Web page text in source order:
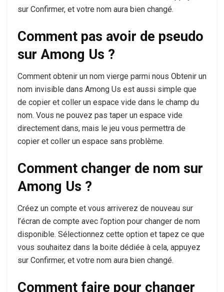
sur Confirmer, et votre nom aura bien changé.
Comment pas avoir de pseudo
sur Among Us ?
Comment obtenir un nom vierge parmi nous Obtenir un
nom invisible dans Among Us est aussi simple que
de copier et coller un espace vide dans le champ du
nom. Vous ne pouvez pas taper un espace vide
directement dans, mais le jeu vous permettra de
copier et coller un espace sans problème.
Comment changer de nom sur
Among Us ?
Créez un compte et vous arriverez de nouveau sur
l’écran de compte avec l’option pour changer de nom
disponible. Sélectionnez cette option et tapez ce que
vous souhaitez dans la boite dédiée à cela, appuyez
sur Confirmer, et votre nom aura bien changé.
Comment faire pour changer